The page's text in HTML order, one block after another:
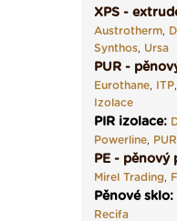
XPS -
Austrotherm,
Synthos, Ursa
PUR -
Eurothane, ITP,
Izolace
PIR izolace:
Powerline,
PE - pěnový
Mirel Trading,
Pěnové sklo:
Recifa